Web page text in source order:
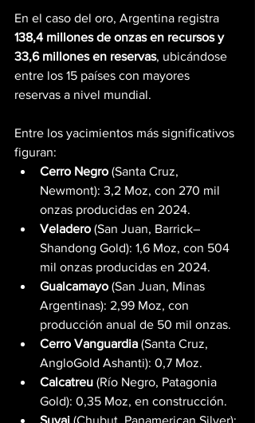
En el caso del oro, Argentina registra
138,4 millones de onzas en recursos y
33,6 millones en reservas, ubicándose
entre los 15 países con mayores
reservas a nivel mundial.
Entre los yacimientos más significativos
figuran:
Cerro Negro (Santa Cruz,
Newmont): 3,2 Moz, con 270 mil
onzas producidas en 2024.
Veladero (San Juan, Barrick–
Shandong Gold): 1,6 Moz, con 504
mil onzas producidas en 2024.
Gualcamayo (San Juan, Minas
Argentinas): 2,99 Moz, con
producción anual de 50 mil onzas.
Cerro Vanguardia (Santa Cruz,
AngloGold Ashanti): 0,7 Moz.
Calcatreu (Río Negro, Patagonia
Gold): 0,35 Moz, en construcción.